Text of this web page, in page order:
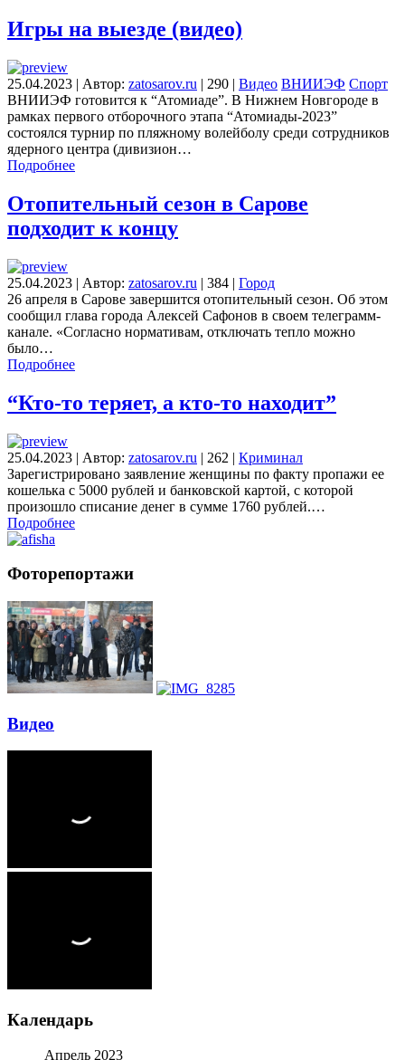
Игры на выезде (видео)
25.04.2023 | Автор: zatosarov.ru | 290 | Видео ВНИИЭФ Спорт
ВНИИЭФ готовится к “Атомиаде”. В Нижнем Новгороде в
рамках первого отборочного этапа “Атомиады-2023”
состоялся турнир по пляжному волейболу среди сотрудников
ядерного центра (дивизион…
Подробнее
Отопительный сезон в Сарове
подходит к концу
25.04.2023 | Автор: zatosarov.ru | 384 | Город
26 апреля в Сарове завершится отопительный сезон. Об этом
сообщил глава города Алексей Сафонов в своем телеграмм-
канале. «Согласно нормативам, отключать тепло можно
было…
Подробнее
“Кто-то теряет, а кто-то находит”
25.04.2023 | Автор: zatosarov.ru | 262 | Криминал
Зарегистрировано заявление женщины по факту пропажи ее
кошелька с 5000 рублей и банковской картой, с которой
произошло списание денег в сумме 1760 рублей.…
Подробнее
Фоторепортажи
Видео
Календарь
Апрель 2023